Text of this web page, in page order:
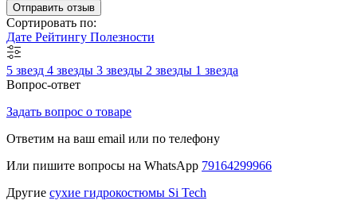
Отправить отзыв
Сортировать по:
Дате Рейтингу Полезности
5 звезд 4 звезды 3 звезды 2 звезды 1 звезда
Вопрос-ответ
Задать вопрос о товаре
Ответим на ваш email или по телефону
Или пишите вопросы на WhatsApp 79164299966
Другие сухие гидрокостюмы Si Tech